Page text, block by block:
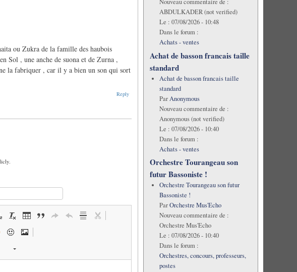
ou Zukra de la famille des haubois
Sol , une anche de suona et de Zurna ,
la fabriquer , car il y a bien un son qui sort
Reply
Nouveau commentaire de :
ABDULKADER (not verified)
Le : 07/08/2026 - 10:48
Dans le forum :
Achats - ventes
Achat de basson francais taille
standard
Achat de basson francais taille
standard
ParAnonymous
Nouveau commentaire de :
Anonymous (not verified)
Le : 07/08/2026 - 10:40
Dans le forum :
Achats - ventes
Orchestre Tourangeau son
futur Bassoniste !
Orchestre Tourangeau son futur
Bassoniste !
ParOrchestre Mus'Echo
Nouveau commentaire de :
Orchestre Mus'Echo
Le : 07/08/2026 - 10:40
Dans le forum :
Orchestres, concours, professeurs,
postes